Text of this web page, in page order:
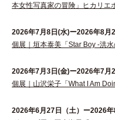
本女性写真家の冒険」ヒカリエ
2026年7月8日(水)ー2026年8月
個展｜垣本泰美「Star Boy -洪
2026年7月3日(金)ー2026年7月
個展｜山沢栄子「What I Am
2026年6⽉27⽇（⼟）ー2026年